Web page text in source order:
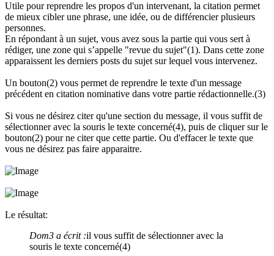
Utile pour reprendre les propos d'un intervenant, la citation permet
de mieux cibler une phrase, une idée, ou de différencier plusieurs
personnes.
En répondant à un sujet, vous avez sous la partie qui vous sert à
rédiger, une zone qui s’appelle "revue du sujet"(1). Dans cette zone
apparaissent les derniers posts du sujet sur lequel vous intervenez.
Un bouton(2) vous permet de reprendre le texte d'un message
précédent en citation nominative dans votre partie rédactionnelle.(3)
Si vous ne désirez citer qu'une section du message, il vous suffit de
sélectionner avec la souris le texte concerné(4), puis de cliquer sur le
bouton(2) pour ne citer que cette partie. Ou d'effacer le texte que
vous ne désirez pas faire apparaitre.
Le résultat:
Dom3 a écrit :il vous suffit de sélectionner avec la
souris le texte concerné(4)